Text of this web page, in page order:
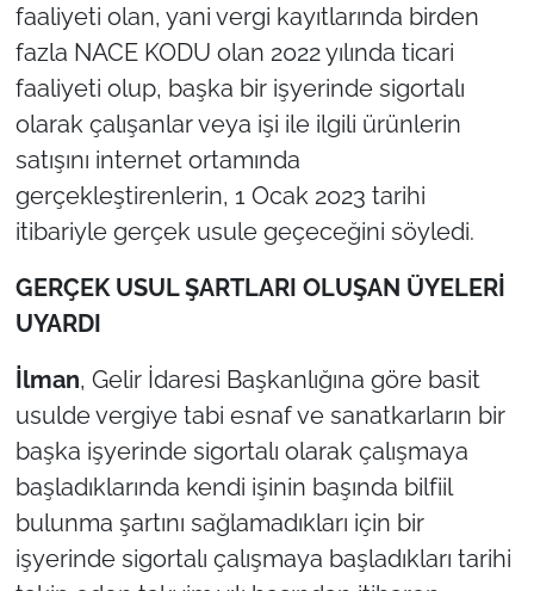
faaliyeti olan, yani vergi kayıtlarında birden
fazla NACE KODU olan 2022 yılında ticari
faaliyeti olup, başka bir işyerinde sigortalı
olarak çalışanlar veya işi ile ilgili ürünlerin
satışını internet ortamında
gerçekleştirenlerin, 1 Ocak 2023 tarihi
itibariyle gerçek usule geçeceğini söyledi.
GERÇEK USUL ŞARTLARI OLUŞAN ÜYELERİ
UYARDI
İlman, Gelir İdaresi Başkanlığına göre basit
usulde vergiye tabi esnaf ve sanatkarların bir
başka işyerinde sigortalı olarak çalışmaya
başladıklarında kendi işinin başında bilfiil
bulunma şartını sağlamadıkları için bir
işyerinde sigortalı çalışmaya başladıkları tarihi
Güvenlik
Genel
Politika
Flaş Haber
Magazin
İş Dünyası
Bilim Teknoloji
English News
Canlı Maç